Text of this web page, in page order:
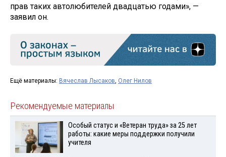
прав таких автолюбителей двадцатью годами», —
заявил он.
Ещё материалы: Вячеслав Лысаков, Олег Нилов
Рекомендуемые материалы
Особый статус и «Ветеран труда» за 25 лет
работы: какие меры поддержки получили
учителя